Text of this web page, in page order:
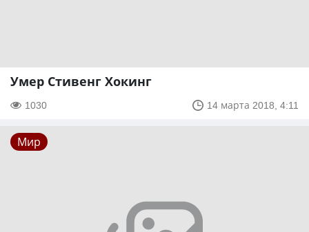
Умер Стивенг Хокинг
1030 14 марта 2018, 4:11
Мир